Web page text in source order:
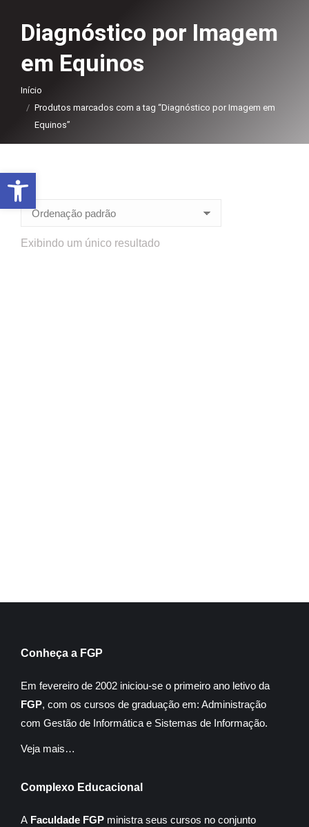
Diagnóstico por Imagem
em Equinos
Você está aqui:
Início
Produtos marcados com a tag “Diagnóstico por Imagem em
Equinos”
Exibindo um único resultado
Conheça a FGP
Em fevereiro de 2002 iniciou-se o primeiro ano letivo da
FGP, com os cursos de graduação em: Administração
com Gestão de Informática e Sistemas de Informação.
Veja mais…
Complexo Educacional
A Faculdade FGP ministra seus cursos no conjunto
Abrir a barra de ferramentas